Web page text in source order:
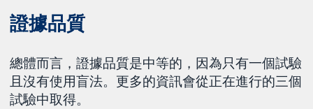
證據品質
總體而言，證據品質是中等的，因為只有一個試驗
且沒有使用盲法。更多的資訊會從正在進行的三個
試驗中取得。